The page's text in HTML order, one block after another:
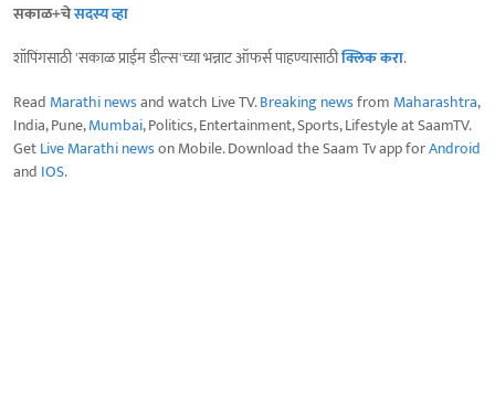
सकाळ+चेसदस्य व्हा
शॉपिंगसाठी 'सकाळ प्राईम डील्स'च्या भन्नाट ऑफर्स पाहण्यासाठीक्लिक करा.
Read Marathi newsand watch Live TV.Breaking newsfrom Maharashtra,
India, Pune,Mumbai, Politics, Entertainment, Sports, Lifestyle at SaamTV.
GetLive Marathi newson Mobile. Download the Saam Tv app forAndroid
and IOS.